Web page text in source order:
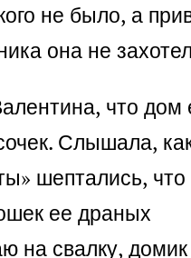
не было, а
она не
что дом
Слышала,
шептались, что
ее драных
на свалку,